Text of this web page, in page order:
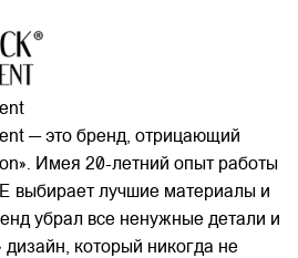
— это бренд, отрицающий
Имея 20-летний опыт работы
выбирает лучшие материалы и
убрал все ненужные детали и
дизайн, который никогда не